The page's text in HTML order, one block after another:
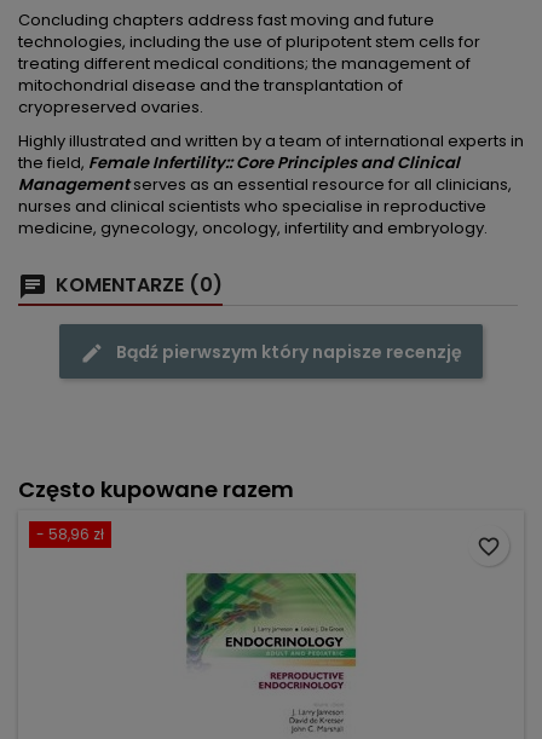
Concluding chapters address fast moving and future
technologies, including the use of pluripotent stem cells for
treating different medical conditions; the management of
mitochondrial disease and the transplantation of
cryopreserved ovaries.
Highly illustrated and written by a team of international experts in
the field, Female Infertility:: Core Principles and Clinical
Managementserves as an essential resource for all clinicians,
nurses and clinical scientists who specialise in reproductive
medicine, gynecology, oncology, infertility and embryology.
KOMENTARZE (0)
Bądź pierwszym który napisze recenzję
Często kupowane razem
- 58,96 zł
favorite_border